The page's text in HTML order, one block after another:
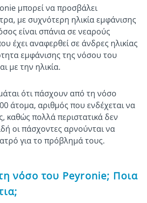
μπορεί να προσβάλει
με συχνότερη ηλικία εμφάνισης
είναι σπάνια σε νεαρούς
έχει αναφερθεί σε άνδρες ηλικίας
εμφάνισης της νόσου του
με την ηλικία.
ότι πάσχουν από τη νόσο
άτομα, αριθμός που ενδέχεται να
καθώς πολλά περιστατικά δεν
οι πάσχοντες αρνούνται να
για το πρόβλημά τους.
νόσο του Peyronie; Ποια